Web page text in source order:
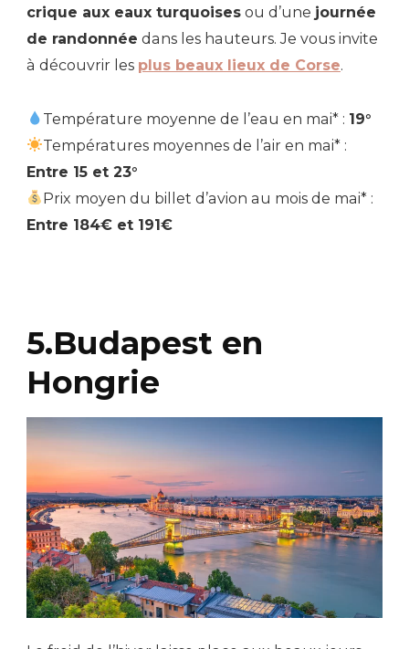
crique aux eaux turquoises ou d’une journée
de randonnée dans les hauteurs. Je vous invite
à découvrir les plus beaux lieux de Corse.
Température moyenne de l’eau en mai* : 19°
Températures moyennes de l’air en mai* :
Entre 15 et 23°
Prix moyen du billet d’avion au mois de mai* :
Entre 184€ et 191€
5.Budapest en
Hongrie